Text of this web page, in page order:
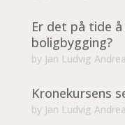
Er det på tide
boligbygging?
by Jan Ludvig
Kronekursens
by Jan Ludvig